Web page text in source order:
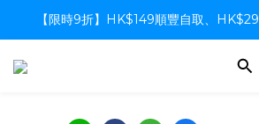
【限時9折】HK$149順豐自取、
【限時9折】HK$149順豐自取、
支付系統升級中，暫停信用卡支付至8月